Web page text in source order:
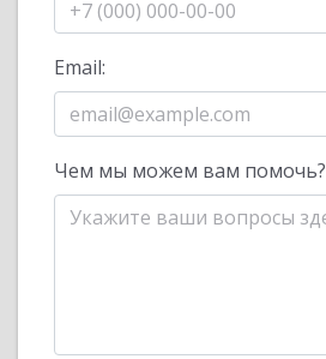
Email:
Чем мы можем вам помочь?